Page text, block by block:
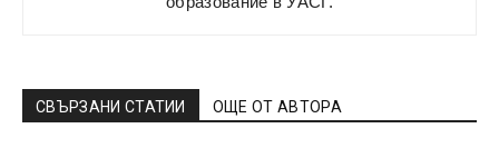
СВЪРЗАНИ СТАТИИ ОЩЕ ОТ АВТОРА